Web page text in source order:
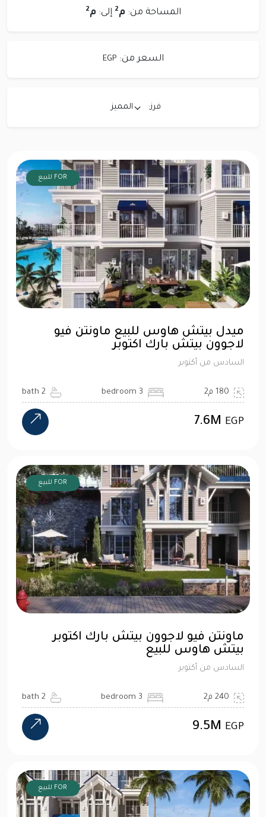
المساحة من: م2 إلى: م2
السعر من: EGP
فرز: المميز
FOR للبيع
ميدل بيتش هاوس للبيع ماونتن فيو
لاجوون بيتش بارك اكتوبر
السادس من أكتوبر
180 م2 3 bedroom
2 bath
7.6M EGP
FOR للبيع
ماونتن فيو لاجوون بيتش بارك اكتوبر
بيتش هاوس للبيع
السادس من أكتوبر
240 م2 3 bedroom
2 bath
9.5M EGP
FOR للبيع